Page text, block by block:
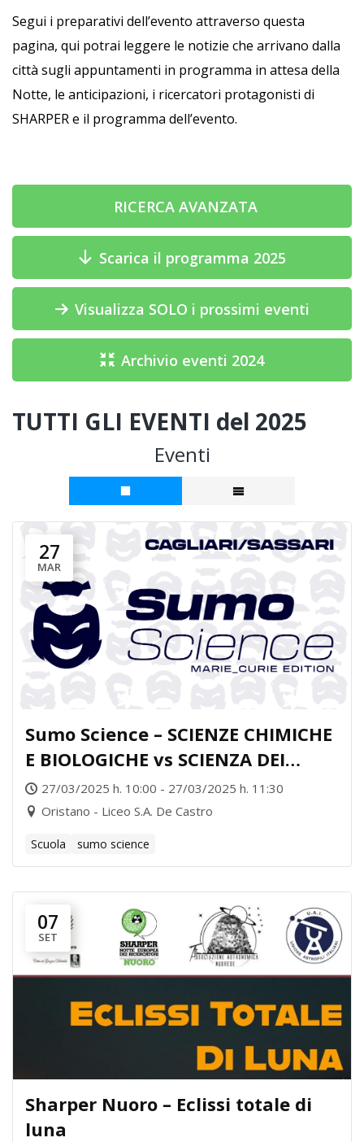
Segui i preparativi dell’evento attraverso questa
pagina, qui potrai leggere le notizie che arrivano dalla
città sugli appuntamenti in programma in attesa della
Notte, le anticipazioni, i ricercatori protagonisti di
SHARPER e il programma dell’evento.
RICERCA AVANZATA
Scarica il programma 2025
Visualizza SOLO i prossimi eventi
Archivio eventi 2024
TUTTI GLI EVENTI del 2025
Eventi
27
MAR
Sumo Science – SCIENZE CHIMICHE
E BIOLOGICHE vs SCIENZA DEI
MATERIALI
27/03/2025 h. 10:00 - 27/03/2025 h. 11:30
Oristano - Liceo S.A. De Castro
Scuola sumo science
07
SET
Sharper Nuoro – Eclissi totale di
luna